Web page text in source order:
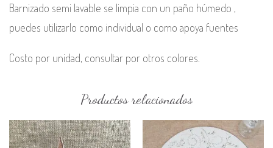
Barnizado semi lavable se limpia con un paño húmedo ,
puedes utilizarlo como individual o como apoya fuentes
Costo por unidad, consultar por otros colores.
Productos relacionados